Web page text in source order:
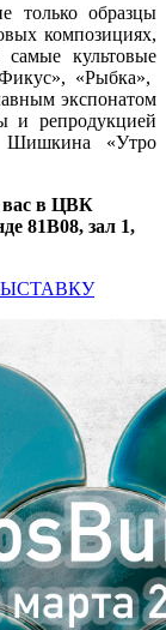
только образцы
композициях,
культовые
», «Рыбка»,
экспонатом
и репродукцией
Шишкина
«Утро
вас в ЦВК
81В08, зал 1,